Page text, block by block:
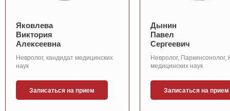
Яковлева
Виктория
Алексеевна
Невролог, кандидат медицинских
наук
Записаться на прием
Дынин
Павел
Сергеевич
Невролог, Паркинсонолог,
медицинских наук
Записаться на прием